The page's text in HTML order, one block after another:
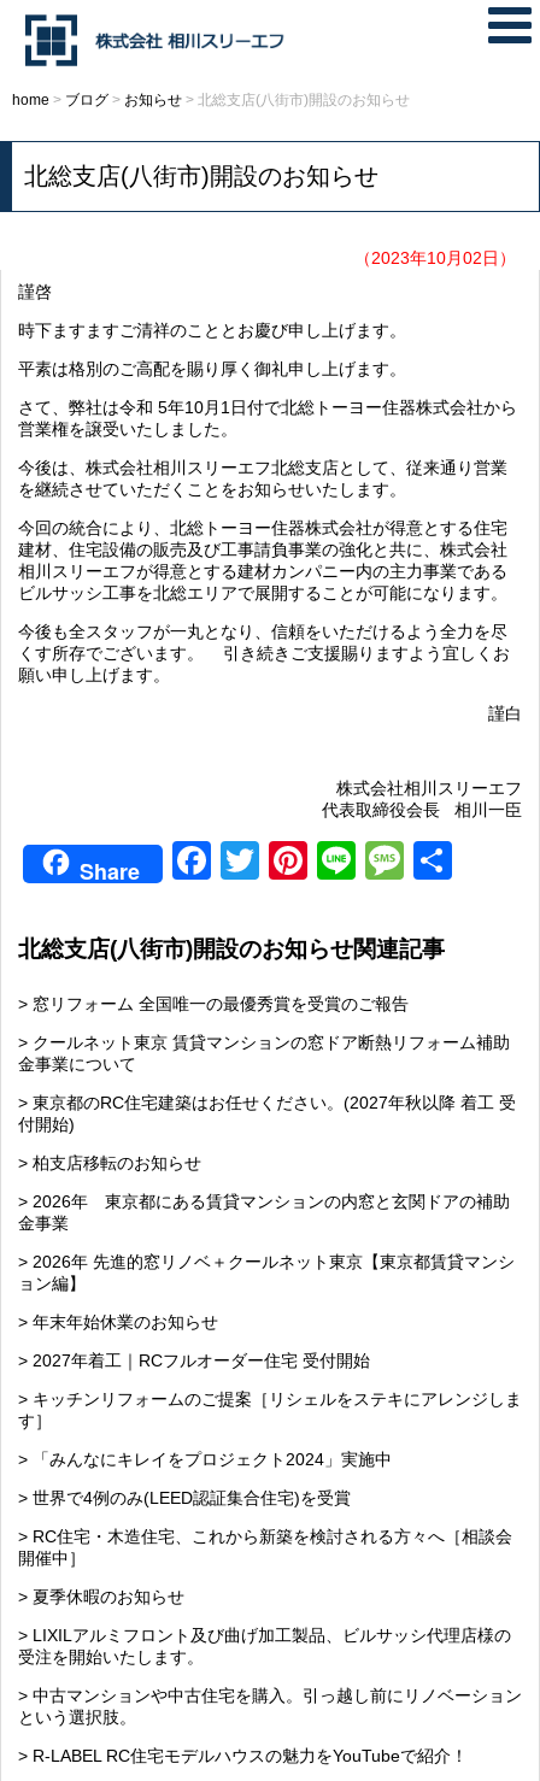
home > ブログ > お知らせ > 北総支店(八街市)開設のお知らせ
北総支店(八街市)開設のお知らせ
（2023年10月02日）
謹啓
時下ますますご清祥のこととお慶び申し上げます。
平素は格別のご高配を賜り厚く御礼申し上げます。
さて、弊社は令和 5年10月 1 日付で北総トーヨー住器株式会社から
営業権を譲受いたしました。
今後は、株式会社相川スリーエフ北総支店として、従来通り営業
を継続させていただくことをお知らせいたします。
今回の統合により、北総トーヨー住器株式会社が得意とする住宅
建材、住宅設備の販売及び工事請負事業の強化と共に、株式会社
相川スリーエフが得意とする建材カンパニー内の主力事業である
ビルサッシ工事を北総エリアで展開することが可能になります。
今後も全スタッフが一丸となり、信頼をいただけるよう全力を尽
くす所存でございます。
引き続きご支援賜りますよう宜しくお
願い申し上げます。
謹白
株式会社相川スリーエフ
代表取締役会長
相川一臣
Share Facebook
TwitterPinterest
Line
北総支店(八街市)開設のお知らせ関連記事
> 窓リフォーム 全国唯一の最優秀賞を受賞のご報告
> クールネット東京 賃貸マンションの窓ドア断熱リフォーム補助
金事業について
> 東京都のRC住宅建築はお任せください。(2027年秋以降 着工 受
付開始)
> 柏支店移転のお知らせ
> 2026年 東京都にある賃貸マンションの内窓と玄関ドアの補助
金事業
> 2026年 先進的窓リノベ＋クールネット東京【東京都賃貸マンシ
ョン編】
> 年末年始休業のお知らせ
> 2027年着工｜RCフルオーダー住宅 受付開始
> キッチンリフォームのご提案［リシェルをステキにアレンジしま
す］
> 「みんなにキレイをプロジェクト2024」実施中
> 世界で4例のみ(LEED認証集合住宅)を受賞
> RC住宅・木造住宅、これから新築を検討される方々へ［相談会
開催中］
> 夏季休暇のお知らせ
> LIXILアルミフロント及び曲げ加工製品、ビルサッシ代理店様の
受注を開始いたします。
> 中古マンションや中古住宅を購入。引っ越し前にリノベーション
という選択肢。
> R-LABEL RC住宅モデルハウスの魅力をYouTubeで紹介！